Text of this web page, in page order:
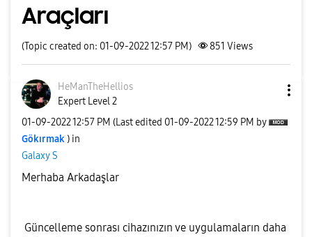
Araçları
(Topic created on: 01-09-2022 12:57 PM) 851 Views
HeManTheHellios
Expert Level 2
‎01-09-202212:57 PM (Last edited ‎01-09-202212:59 PM by
Gökırmak ) in
Galaxy S
Merhaba Arkadaşlar
Güncelleme sonrası cihazınızın ve uygulamaların daha